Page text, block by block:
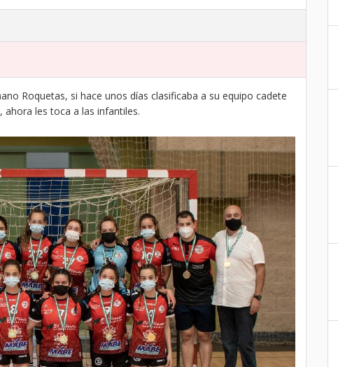
Roquetas, si hace unos días clasificaba a su equipo cadete
les toca a las infantiles.